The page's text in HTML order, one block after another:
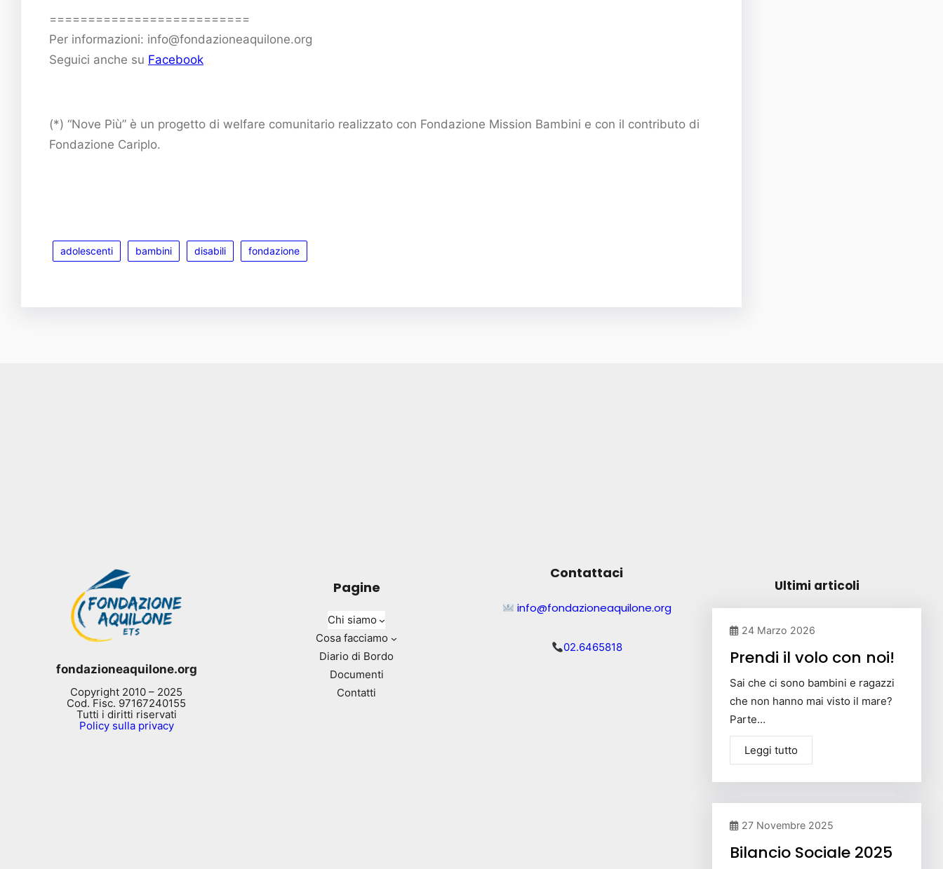
==========================
Per informazioni: info@fondazioneaquilone.org
Seguici anche su Facebook
(*) “Nove Più” è un progetto di welfare comunitario realizzato con Fondazione Mission Bambini e con il contributo di
Fondazione Cariplo.
adolescenti bambini disabili fondazione
fondazioneaquilone.org
Copyright 2010 – 2025
Cod. Fisc. 97167240155
Tutti i diritti riservati
Policy sulla privacy
Pagine
Chi siamo
Cosa facciamo
Diario di Bordo
Documenti
Contatti
Contattaci
info@fondazioneaquilone.org
02.6465818
Ultimi articoli
24 Marzo 2026
Prendi il volo con noi!
Sai che ci sono bambini e ragazzi
che non hanno mai visto il mare?
Parte…
Leggi tutto
27 Novembre 2025
Bilancio Sociale 2025